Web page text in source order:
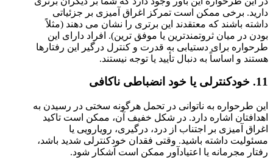
دارید. برخی ممکن است تمرکز اغراق آمیزی بر جزئیاتی
داشته باشند که معتقدند این برتری را نشان می دهند (مثلاً
بودن در میان ثروتمندترین یا موفق ترین). افراد دارای این
طرحواره برای دستیابی به قدرت و کنترل درگیر این رفتارها
هستند و اساساً به دنبال تأیید یا توجه نیستند.
11. خودکنترلی یا خود انضباطی ناکافی
این طرحواره به ناتوانی در تحمل هرگونه سختی در رسیدن به
اهدافتان اشاره دارد. در شکل خفیف آن، ممکن است تاکید
اغراق آمیزی بر اجتناب از درد، درگیری، رویارویی یا
مسئولیت داشته باشید. وقتی فقدان خودکنترلی شدید باشد،
رفتار مجرمانه یا اعتیادآور ممکن است آشکار شود.